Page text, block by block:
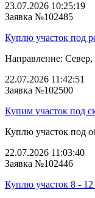
23.07.2026 10:25:19
Заявка №102485
Куплю участок под
Направление: Север,
22.07.2026 11:42:51
Заявка №102500
Купим участок под
Куплю участок под
22.07.2026 11:03:40
Заявка №102446
Куплю участок 8 -